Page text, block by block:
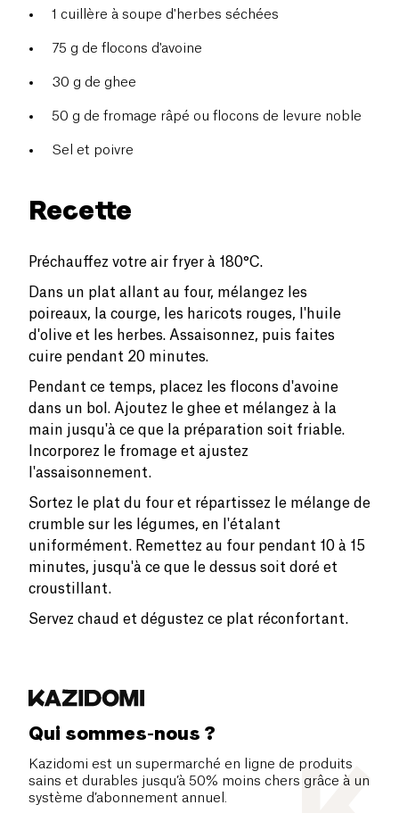
1 cuillère à soupe d'herbes séchées
75 g de flocons d'avoine
30 g de ghee
50 g de fromage râpé ou flocons de levure noble
Sel et poivre
Recette
Préchauffez votre air fryer à 180°C.
Dans un plat allant au four, mélangez les
poireaux, la courge, les haricots rouges, l'huile
d'olive et les herbes. Assaisonnez, puis faites
cuire pendant 20 minutes.
Pendant ce temps, placez les flocons d'avoine
dans un bol. Ajoutez le ghee et mélangez à la
main jusqu'à ce que la préparation soit friable.
Incorporez le fromage et ajustez
l'assaisonnement.
Sortez le plat du four et répartissez le mélange de
crumble sur les légumes, en l'étalant
uniformément. Remettez au four pendant 10 à 15
minutes, jusqu'à ce que le dessus soit doré et
croustillant.
Servez chaud et dégustez ce plat réconfortant.
Qui sommes-nous ?
Kazidomi est un supermarché en ligne de produits
sains et durables jusqu’à 50% moins chers grâce à un
système d’abonnement annuel.